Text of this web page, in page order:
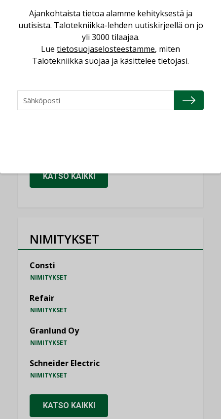
KOLUMNI
Yli miljoona kotia on vailla toimivaa
ilmanvaihtoa
KOLUMNI
saatavien tietojen vertailukelpoisuus?
KOLUMNI
KATSO KAIKKI
NIMITYKSET
Consti
NIMITYKSET
Refair
NIMITYKSET
Granlund Oy
NIMITYKSET
Schneider Electric
NIMITYKSET
KATSO KAIKKI
Ajankohtaista tietoa alamme kehityksestä ja
uutisista. Talotekniikka-lehden uutiskirjeellä on jo
yli 3000 tilaajaa.
Lue tietosuojaselosteestamme, miten
Talotekniikka suojaa ja käsittelee tietojasi.